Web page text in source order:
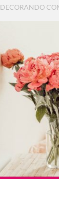
DECORANDO